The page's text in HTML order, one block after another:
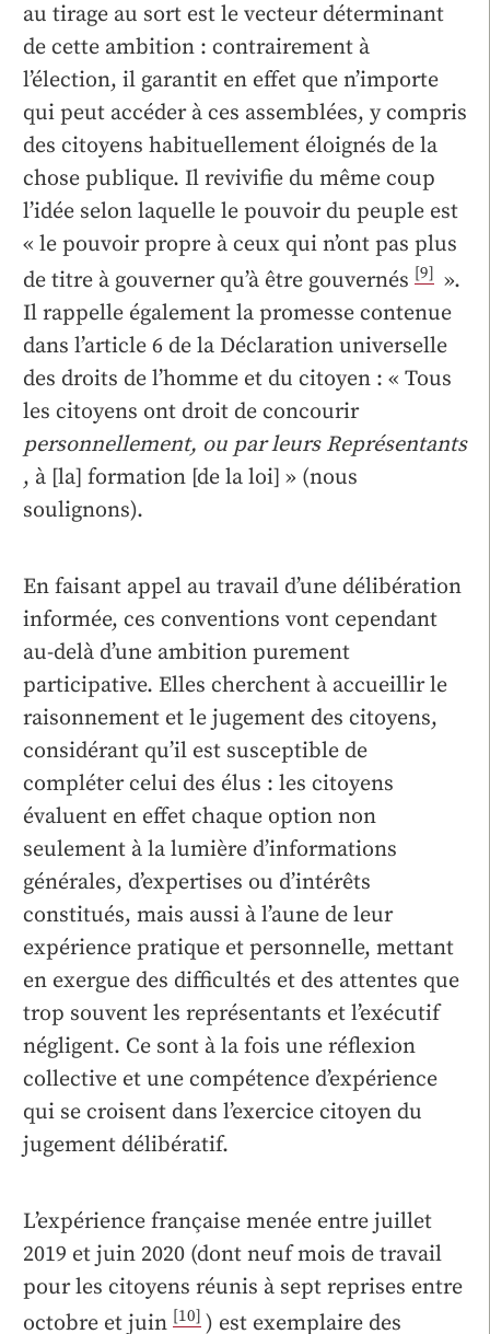
au tirage au sort est le vecteur déterminant
de cette ambition : contrairement à
l’élection, il garantit en effet que n’importe
qui peut accéder à ces assemblées, y compris
des citoyens habituellement éloignés de la
chose publique. Il revivifie du même coup
l’idée selon laquelle le pouvoir du peuple est
« le pouvoir propre à ceux qui n’ont pas plus
de titre à gouverner qu’à être gouvernés [9] ».
Il rappelle également la promesse contenue
dans l’article 6 de la Déclaration universelle
des droits de l’homme et du citoyen : « Tous
les citoyens ont droit de concourir
personnellement, ou par leurs Représentants
, à [la] formation [de la loi] » (nous
soulignons).
En faisant appel au travail d’une délibération
informée, ces conventions vont cependant
au-delà d’une ambition purement
participative. Elles cherchent à accueillir le
raisonnement et le jugement des citoyens,
considérant qu’il est susceptible de
compléter celui des élus : les citoyens
évaluent en effet chaque option non
seulement à la lumière d’informations
générales, d’expertises ou d’intérêts
constitués, mais aussi à l’aune de leur
expérience pratique et personnelle, mettant
en exergue des difficultés et des attentes que
trop souvent les représentants et l’exécutif
négligent. Ce sont à la fois une réflexion
collective et une compétence d’expérience
qui se croisent dans l’exercice citoyen du
jugement délibératif.
L’expérience française menée entre juillet
2019 et juin 2020 (dont neuf mois de travail
pour les citoyens réunis à sept reprises entre
octobre et juin [10] ) est exemplaire des